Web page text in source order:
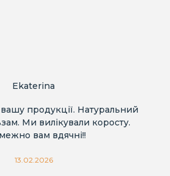
Ekaterina
продукції. Натуральний
Ми вилікували коросту.
вам вдячні!!
13.02.2026